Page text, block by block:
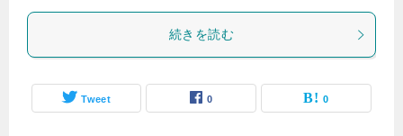
続きを読む
Tweet 0 0